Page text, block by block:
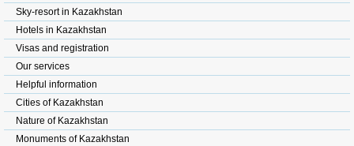
Sky-resort in Kazakhstan
Hotels in Kazakhstan
Visas and registration
Our services
Helpful information
Cities of Kazakhstan
Nature of Kazakhstan
Monuments of Kazakhstan